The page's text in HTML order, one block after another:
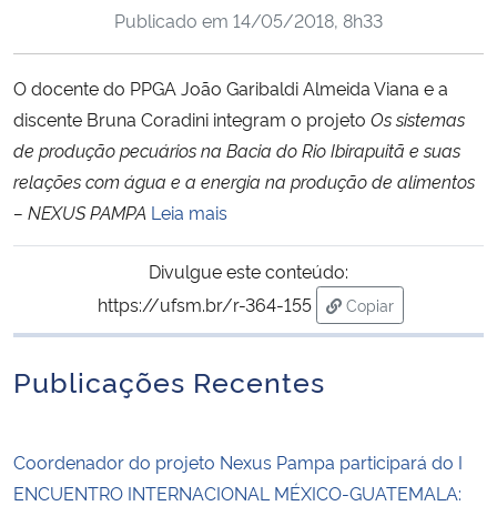
Ministério da Cidadania
Ministério da Ciência, Tecnologia, Inovações e Comunicações
Ministério do Turismo
Ministério do Desenvolvimento Regional
Ministério da Mulher, da Família e dos Direitos Humanos
Publicado em 14/05/2018, 8h33
O docente do PPGA João Garibaldi Almeida Viana e a
discente Bruna Coradini integram o projeto Os sistemas
de produção pecuários na Bacia do Rio Ibirapuitã e suas
relações com água e a energia na produção de alimentos
– NEXUSPAMPA Leia mais
Divulgue este conteúdo:
https://ufsm.br/r-364-155
Copiar
para área de
Publicações Recentes
Coordenador do projeto Nexus Pampa participará do I
ENCUENTRO INTERNACIONAL MÉXICO-GUATEMALA: